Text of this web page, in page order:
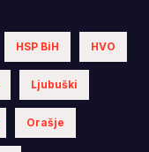
HSP BiH HVO
Ljubuški
Orašje